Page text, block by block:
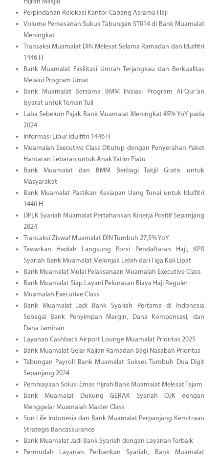
Hijrah Masjid
Perpindahan Relokasi Kantor Cabang Asrama Haji
Volume Pemesanan Sukuk Tabungan ST014 di Bank Muamalat
Meningkat
Transaksi Muamalat DIN Melesat Selama Ramadan dan Idulfitri
1446 H
Bank Muamalat Fasilitasi Umrah Terjangkau dan Berkualitas
Melalui Program Umat
Bank Muamalat Bersama BMM Inisiasi Program Al-Qur'an
Isyarat untuk Teman Tuli
Laba Sebelum Pajak Bank Muamalat Meningkat 45% YoY pada
2024
Informasi Libur Idulfitri 1446 H
Muamalah Executive Class Ditutup dengan Penyerahan Paket
Hantaran Lebaran untuk Anak Yatim Piatu
Bank Muamalat dan BMM Berbagi Takjil Gratis untuk
Masyarakat
Bank Muamalat Pastikan Kesiapan Uang Tunai untuk Idulfitri
1446 H
DPLK Syariah Muamalat Pertahankan Kinerja Positif Sepanjang
2024
Transaksi Ziswaf Muamalat DIN Tumbuh 27,5% YoY
Tawarkan Hadiah Langsung Porsi Pendaftaran Haji, KPR
Syariah Bank Muamalat Melonjak Lebih dari Tiga Kali Lipat
Bank Muamalat Mulai Pelaksanaan Muamalah Executive Class
Bank Muamalat Siap Layani Pelunasan Biaya Haji Reguler
Muamalah Executive Class
Bank Muamalat Jadi Bank Syariah Pertama di Indonesia
Sebagai Bank Penyimpan Margin, Dana Kompensasi, dan
Dana Jaminan
Layanan Cashback Airport Lounge Muamalat Prioritas 2025
Bank Muamalat Gelar Kajian Ramadan Bagi Nasabah Prioritas
Tabungan Payroll Bank Muamalat Sukses Tumbuh Dua Digit
Sepanjang 2024
Pembiayaan Solusi Emas Hijrah Bank Muamalat Melesat Tajam
Bank Muamalat Dukung GERAK Syariah OJK dengan
Menggelar Muamalah Master Class
Sun Life Indonesia dan Bank Muamalat Perpanjang Kemitraan
Strategis Bancassurance
Bank Muamalat Jadi Bank Syariah dengan Layanan Terbaik
Permudah Layanan Perbankan Syariah, Bank Muamalat